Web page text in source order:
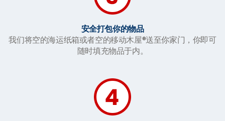
安全打包你的物品
我们将空的海运纸箱或者空的移动木屋®送至你家门，你即可
随时填充物品于内。